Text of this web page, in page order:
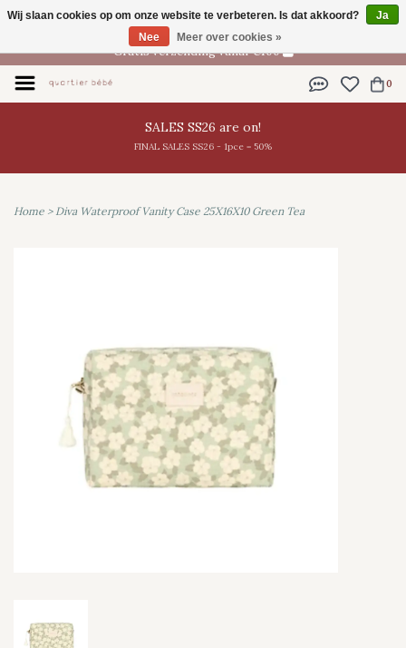
NL
Gratis verzending vanaf €100
0
SALES SS26 are on!
FINAL SALES SS26 - 1pce = 50%
Home > Diva Waterproof Vanity Case 25X16X10 Green Tea
Wij slaan cookies op om onze website te verbeteren. Is dat akkoord?
Ja
Nee
Meer over cookies »